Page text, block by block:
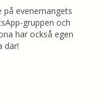
på evenemangets
gruppen och
har också egen
där!